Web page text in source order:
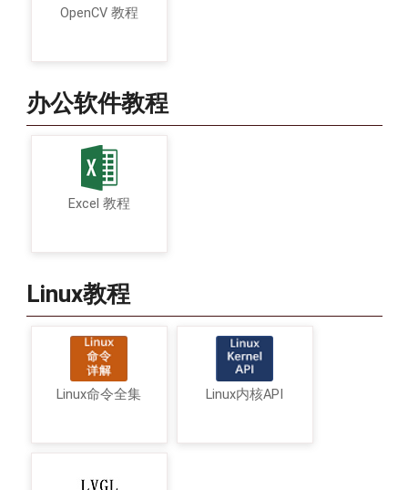
OpenCV 教程
办公软件教程
Excel 教程
Linux教程
Linux命令全集 Linux内核API